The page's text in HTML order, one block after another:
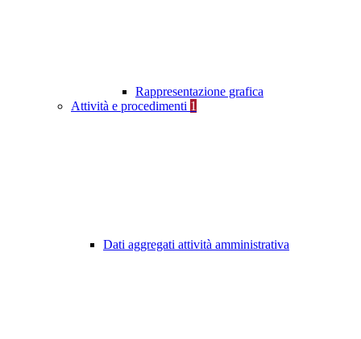
Rappresentazione grafica
Attività e procedimenti 1
Dati aggregati attività amministrativa